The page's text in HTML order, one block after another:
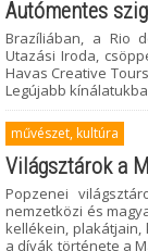
Autómentes
Brazíliában, a Rio
Utazási Iroda,
Havas Creative
Legújabb
művészet, kultúra
Világsztárok a
Popzenei
nemzetközi és
kellékein,
a dívák története a